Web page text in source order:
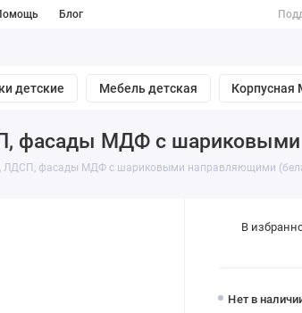
Блог
детские Мебель детская Корпусная
фасады МДФ с
ЛДСП, фасады МДФ с шариковыми направляющими
Нет в
В